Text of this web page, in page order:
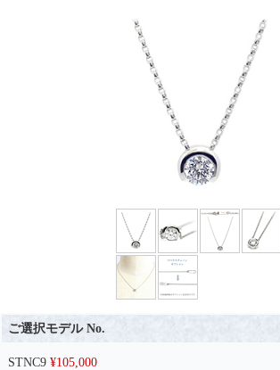
ご選択モデル No.
STNC9 ¥105,000